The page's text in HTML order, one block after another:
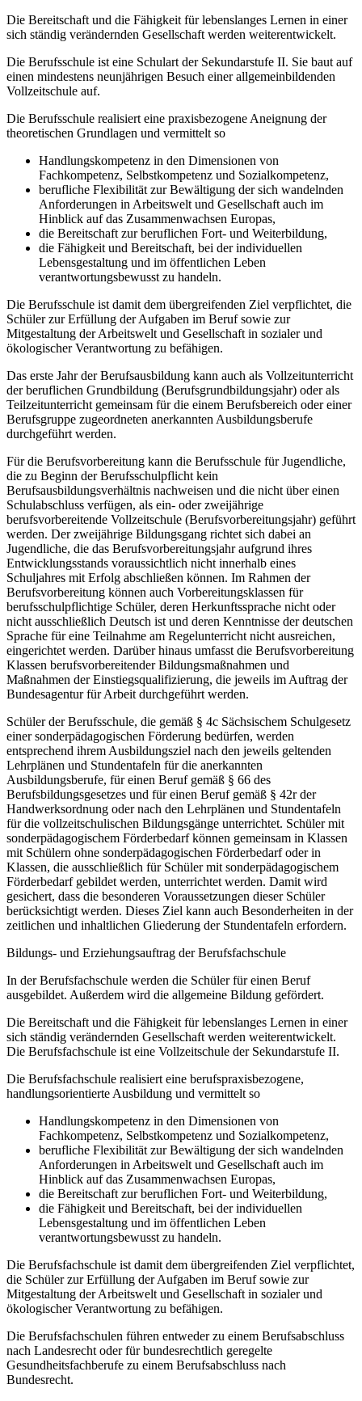
Die Bereitschaft und die Fähigkeit für lebenslanges Lernen in einer
sich ständig verändernden Gesellschaft werden weiterentwickelt.
Die Berufsschule ist eine Schulart der Sekundarstufe II. Sie baut auf
einen mindestens neunjährigen Besuch einer allgemeinbildenden
Vollzeitschule auf.
Die Berufsschule realisiert eine praxisbezogene Aneignung der
theoretischen Grundlagen und vermittelt so
Handlungskompetenz in den Dimensionen von
Fachkompetenz, Selbstkompetenz und Sozialkompetenz,
berufliche Flexibilität zur Bewältigung der sich wandelnden
Anforderungen in Arbeitswelt und Gesellschaft auch im
Hinblick auf das Zusammenwachsen Europas,
die Bereitschaft zur beruflichen Fort- und Weiterbildung,
die Fähigkeit und Bereitschaft, bei der individuellen
Lebensgestaltung und im öffentlichen Leben
verantwortungsbewusst zu handeln.
Die Berufsschule ist damit dem übergreifenden Ziel verpflichtet, die
Schüler zur Erfüllung der Aufgaben im Beruf sowie zur
Mitgestaltung der Arbeitswelt und Gesellschaft in sozialer und
ökologischer Verantwortung zu befähigen.
Das erste Jahr der Berufsausbildung kann auch als Vollzeitunterricht
der beruflichen Grundbildung (Berufsgrundbildungsjahr) oder als
Teilzeitunterricht gemeinsam für die einem Berufsbereich oder einer
Berufsgruppe zugeordneten anerkannten Ausbildungsberufe
durchgeführt werden.
Für die Berufsvorbereitung kann die Berufsschule für Jugendliche,
die zu Beginn der Berufsschulpflicht kein
Berufsausbildungsverhältnis nachweisen und die nicht über einen
Schulabschluss verfügen, als ein- oder zweijährige
berufsvorbereitende Vollzeitschule (Berufsvorbereitungsjahr) geführt
werden. Der zweijährige Bildungsgang richtet sich dabei an
Jugendliche, die das Berufsvorbereitungsjahr aufgrund ihres
Entwicklungsstands voraussichtlich nicht innerhalb eines
Schuljahres mit Erfolg abschließen können. Im Rahmen der
Berufsvorbereitung können auch Vorbereitungsklassen für
berufsschulpflichtige Schüler, deren Herkunftssprache nicht oder
nicht ausschließlich Deutsch ist und deren Kenntnisse der deutschen
Sprache für eine Teilnahme am Regelunterricht nicht ausreichen,
eingerichtet werden. Darüber hinaus umfasst die Berufsvorbereitung
Klassen berufsvorbereitender Bildungsmaßnahmen und
Maßnahmen der Einstiegsqualifizierung, die jeweils im Auftrag der
Bundesagentur für Arbeit durchgeführt werden.
Schüler der Berufsschule, die gemäß § 4c Sächsischem Schulgesetz
einer sonderpädagogischen Förderung bedürfen, werden
entsprechend ihrem Ausbildungsziel nach den jeweils geltenden
Lehrplänen und Stundentafeln für die anerkannten
Ausbildungsberufe, für einen Beruf gemäß § 66 des
Berufsbildungsgesetzes und für einen Beruf gemäß § 42r der
Handwerksordnung oder nach den Lehrplänen und Stundentafeln
für die vollzeitschulischen Bildungsgänge unterrichtet. Schüler mit
sonderpädagogischem Förderbedarf können gemeinsam in Klassen
mit Schülern ohne sonderpädagogischen Förderbedarf oder in
Klassen, die ausschließlich für Schüler mit sonderpädagogischem
Förderbedarf gebildet werden, unterrichtet werden. Damit wird
gesichert, dass die besonderen Voraussetzungen dieser Schüler
berücksichtigt werden. Dieses Ziel kann auch Besonderheiten in der
zeitlichen und inhaltlichen Gliederung der Stundentafeln erfordern.
Bildungs- und Erziehungsauftrag der Berufsfachschule
In der Berufsfachschule werden die Schüler für einen Beruf
ausgebildet. Außerdem wird die allgemeine Bildung gefördert.
Die Bereitschaft und die Fähigkeit für lebenslanges Lernen in einer
sich ständig verändernden Gesellschaft werden weiterentwickelt.
Die Berufsfachschule ist eine Vollzeitschule der Sekundarstufe II.
Die Berufsfachschule realisiert eine berufspraxisbezogene,
handlungsorientierte Ausbildung und vermittelt so
Handlungskompetenz in den Dimensionen von
Fachkompetenz, Selbstkompetenz und Sozialkompetenz,
berufliche Flexibilität zur Bewältigung der sich wandelnden
Anforderungen in Arbeitswelt und Gesellschaft auch im
Hinblick auf das Zusammenwachsen Europas,
die Bereitschaft zur beruflichen Fort- und Weiterbildung,
die Fähigkeit und Bereitschaft, bei der individuellen
Lebensgestaltung und im öffentlichen Leben
verantwortungsbewusst zu handeln.
Die Berufsfachschule ist damit dem übergreifenden Ziel verpflichtet,
die Schüler zur Erfüllung der Aufgaben im Beruf sowie zur
Mitgestaltung der Arbeitswelt und Gesellschaft in sozialer und
ökologischer Verantwortung zu befähigen.
Die Berufsfachschulen führen entweder zu einem Berufsabschluss
nach Landesrecht oder für bundesrechtlich geregelte
Gesundheitsfachberufe zu einem Berufsabschluss nach
Bundesrecht.